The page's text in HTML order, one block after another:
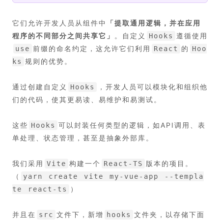
它们允许开发人员从组件中 「提取通用逻辑，并在应用
程序的不同部分之间共享它 」 。自定义 Hooks 遵循使用
use 前缀的命名约定，这允许它们利用 React 的
Hoo
ks 规则的优势。
通过创建自定义 Hooks
，开发人员可以模块化和组织他
们的代码，使其更易读、易维护和易测试。
这些 Hooks 可以封装任何类型的逻辑，如API调用、表
单处理、状态管理，甚至是抽象外部库。
我们采用 Vite 构建一个 React-TS 版本的项目。
（
yarn create vite my-vue-app --templa
te react-ts
）
并且在 src 文件下，新增 hooks 文件夹，以存储下面